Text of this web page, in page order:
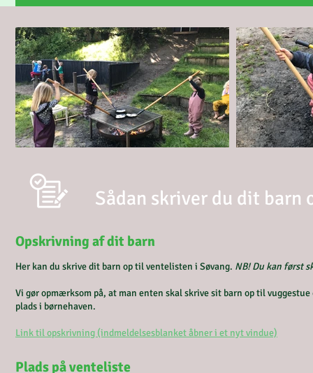
Opskrivning af dit barn
Her kan du skrive dit barn op til ventelisten i Søvang. NB! Du kan først
Vi gør opmærksom på, at man enten skal skrive sit barn op til
plads i børnehaven.
Link til opskrivning (indmeldelsesblanket åbner i et nyt vindue)
Plads på venteliste
Sådan skriver du dit barn